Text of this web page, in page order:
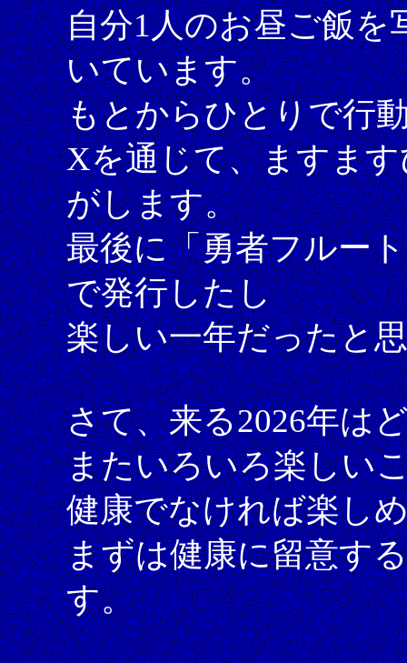
自分1人のお昼ご飯を
いています。
もとからひとりで行
Xを通じて、ますま
がします。
最後に「勇者フルー
で発行したし
楽しい一年だったと
さて、来る2026年は
またいろいろ楽しい
健康でなければ楽し
まずは健康に留意す
す。